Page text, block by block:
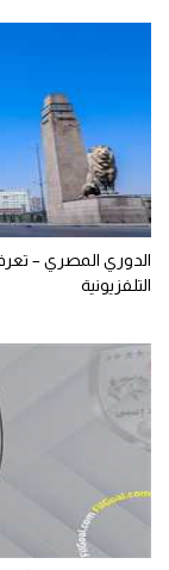
الدوري المصري –
التلفزيونية